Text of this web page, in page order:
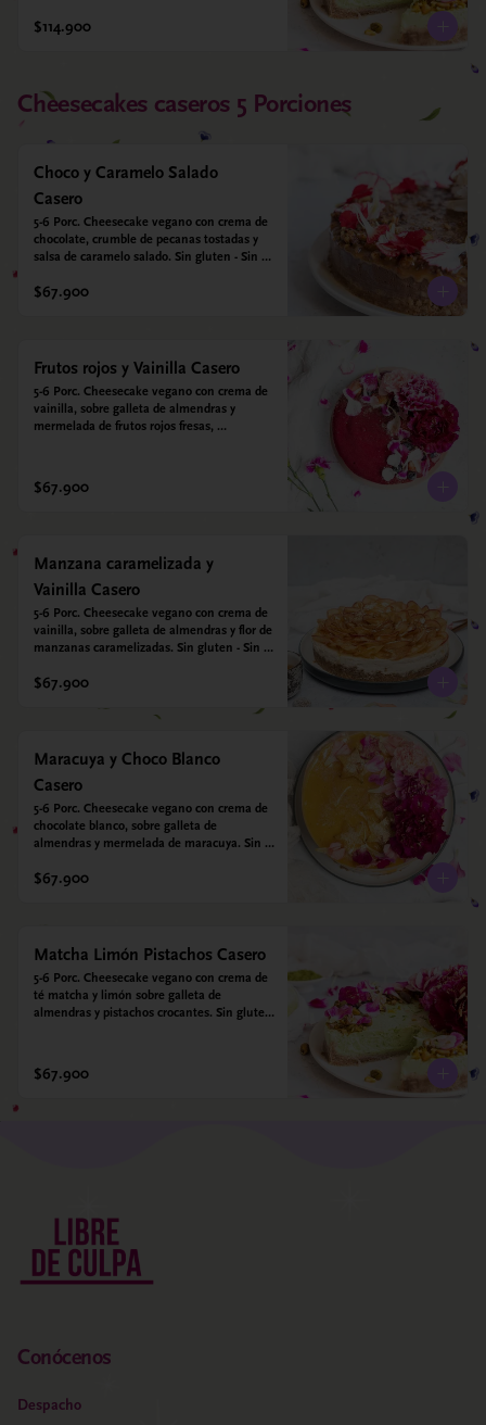
$114.900
Cheesecakes caseros 5 Porciones
Choco y Caramelo Salado
Casero
5-6 Porc. Cheesecake vegano con crema de
chocolate, crumble de pecanas tostadas y
salsa de caramelo salado. Sin gluten - Sin
$67.900
Frutos rojos y Vainilla Casero
5-6 Porc. Cheesecake vegano con crema de
vainilla, sobre galleta de almendras y
mermelada de frutos rojos fresas,
$67.900
Manzana caramelizada y
Vainilla Casero
5-6 Porc. Cheesecake vegano con crema de
vainilla, sobre galleta de almendras y flor de
manzanas caramelizadas. Sin gluten - Sin
$67.900
Maracuya y Choco Blanco
Casero
5-6 Porc. Cheesecake vegano con crema de
chocolate blanco, sobre galleta de
almendras y mermelada de maracuya. Sin
$67.900
Matcha Limón Pistachos Casero
5-6 Porc. Cheesecake vegano con crema de
té matcha y limón sobre galleta de
almendras y pistachos crocantes. Sin gluten
$67.900
Conócenos
Despacho